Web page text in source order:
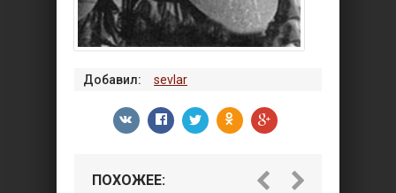
Добавил: sevlar
ПОХОЖЕЕ: